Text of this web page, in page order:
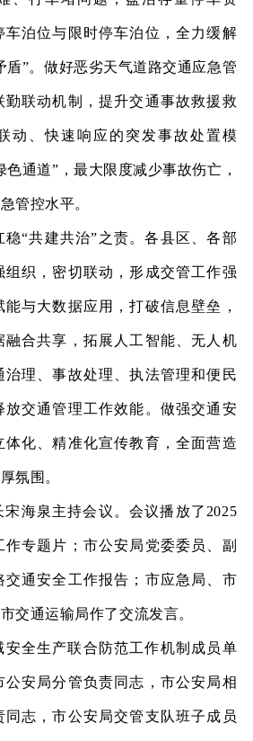
车泊位与限时停车泊位，全力缓解
盾”。做好恶劣天气道路交通应急管
联动机制，提升交通事故救援救
动、快速响应的突发事故处置模
通道”，最大限度减少事故伤亡，
管控水平。
稳“共建共治”之责。各县区、各部
组织，密切联动，形成交管工作强
与大数据应用，打破信息壁垒，
融合共享，拓展人工智能、无人机
治理、事故处理、执法管理和便民
放交通管理工作效能。做强交通安
化、精准化宣传教育，全面营造
氛围。
海泉主持会议。会议播放了 2025
专题片；市公安局党委委员、副
交通安全工作报告；市应急局、市
交通运输局作了交流发言。
安全生产联合防范工作机制成员单
安局分管负责同志，市公安局相
同志，市公安局交管支队班子成员